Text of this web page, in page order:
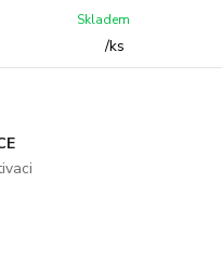
/ks
Skladem